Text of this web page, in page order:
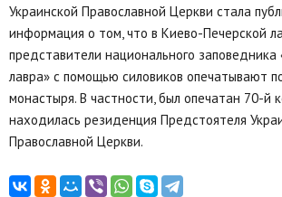
Украинской Православной Церкви стала
информация о том, что в Киево-Печерской
представители национального заповедника
лавра» с помощью силовиков опечатывают
монастыря. В частности, был опечатан 70-й
находилась резиденция Предстоятеля
Православной Церкви.